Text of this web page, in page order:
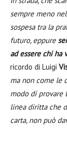
sempre meno
sospesa tra la
futuro, eppure
ad essere chi ha
ricordo di Luigi
ma non come le
modo di provare
linea diritta che
carta, non può